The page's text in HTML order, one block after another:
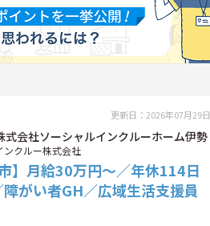
更新日：2026年07月29日
式会社ソーシャルインクルーホーム伊勢
ンクルー株式会社
】月給30万円～／年休114日
がい者GH／広域生活支援員